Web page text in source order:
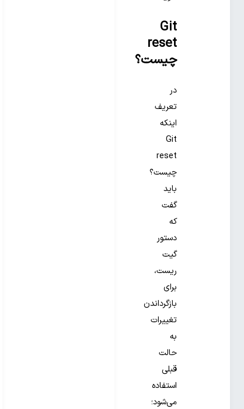
Git
reset
چیست؟
در
تعریف
اینکه
Git
reset
چیست؟
باید
گفت
که
دستور
گیت
ریست،
برای
بازگرداندن
تغییرات
به
حالت
قبلی
استفاده
می‌شود؛